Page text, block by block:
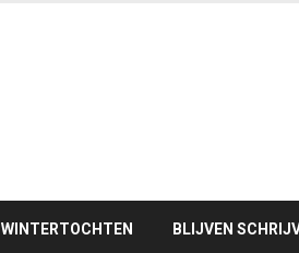
WINTERTOCHTEN BLIJVEN